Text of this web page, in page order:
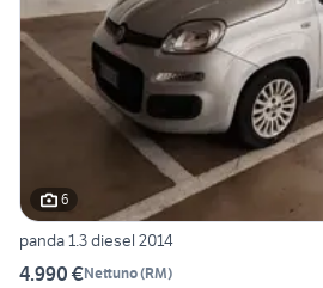
6
panda 1.3 diesel 2014
4.990 €Nettuno(RM)